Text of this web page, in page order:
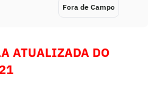
Fora de Campo
ATUALIZADA DO